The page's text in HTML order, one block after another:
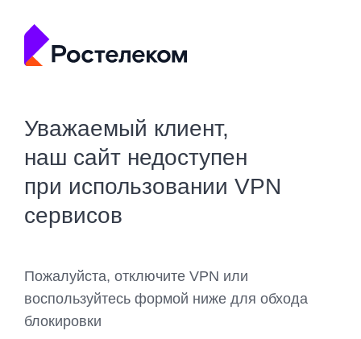
Уважаемый клиент,
наш сайт недоступен
при использовании VPN
сервисов
Пожалуйста, отключите VPN или
воспользуйтесь формой ниже для обхода
блокировки